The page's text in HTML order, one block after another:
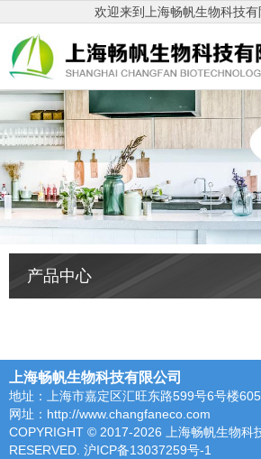
欢迎来到上海畅帆生物科技有
产品中心
上海畅帆生物科技有限公司
地址：上海市嘉定区汇旺东路599号6号楼
网址：http://www.changfaneco.com
COPYRIGHT © 2017-2026 上海畅帆生物科
RESERVED. 沪ICP备13037259号-1